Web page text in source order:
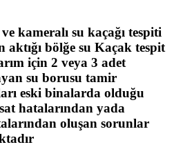
kameralı su kaçağı tespiti
aktığı bölğe su Kaçak tespit
için 2 veya 3 adet
su borusu tamir
eski binalarda olduğu
hatalarından yada
oluşan sorunlar